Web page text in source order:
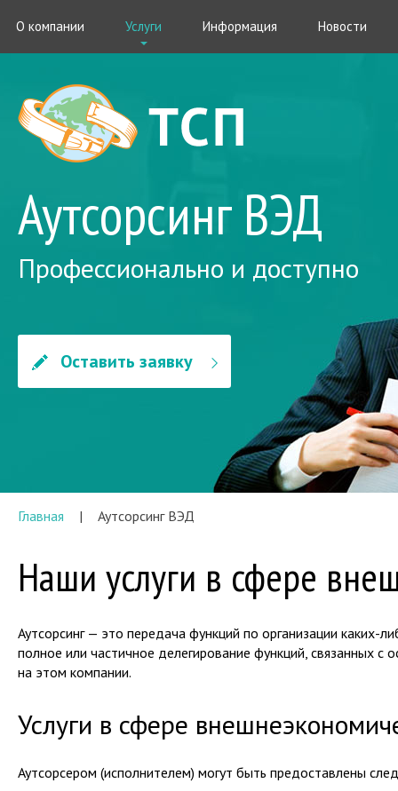
О компании Услуги Информация Новости
Аутсорсинг ВЭД
Профессионально и доступно
Оставить заявку
Главная Аутсорсинг ВЭД
Наши услуги в сфере
Аутсорсинг — это передача функций по организации каких-
полное или частичное делегирование функций, связанных
на этом компании.
Услуги в сфере
Аутсорсером (исполнителем) могут быть предоставлены